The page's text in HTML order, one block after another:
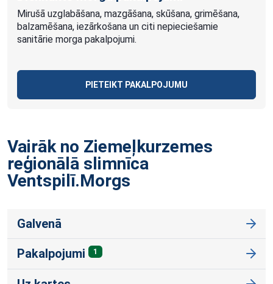
Mirušā uzglabāšana, mazgāšana, skūšana, grimēšana,
balzamēšana, iezārkošana un citi nepieciešamie
sanitārie morga pakalpojumi.
PIETEIKT PAKALPOJUMU
Vairāk no Ziemeļkurzemes
reģionālā slimnīca
Ventspilī.Morgs
Galvenā
Pakalpojumi 1